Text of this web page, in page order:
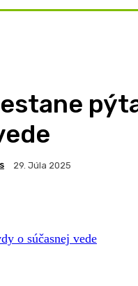
29. Júla 2025